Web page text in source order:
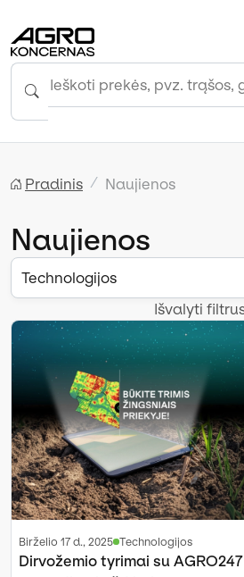
Pradinis Naujienos
Naujienos
Technologijos
Išvalyti
birželio 17 d., 2025 Technologijos
Dirvožemio tyrimai su